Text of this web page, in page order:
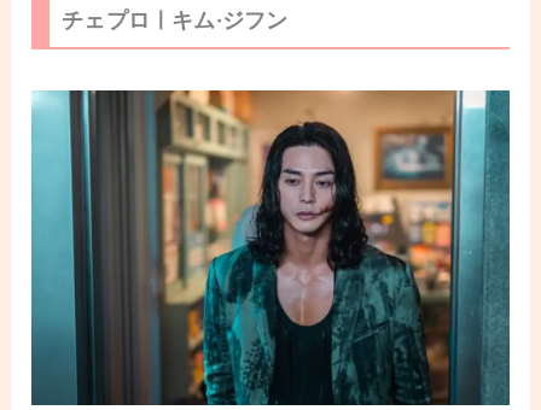
チェプロㅣキム·ジフン